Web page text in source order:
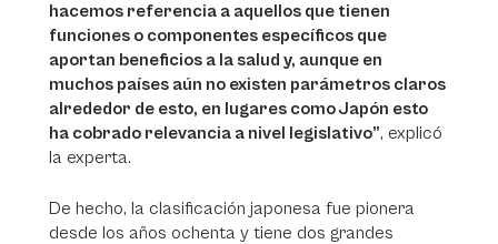
hacemos referencia a aquellos que tienen
funciones o componentes específicos que
aportan beneficios a la salud y, aunque en
muchos países aún no existen parámetros claros
alrededor de esto, en lugares como Japón esto
ha cobrado relevancia a nivel legislativo”, explicó
la experta.
De hecho, la clasificación japonesa fue pionera
desde los años ochenta y tiene dos grandes